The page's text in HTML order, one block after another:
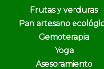
Frutas y verduras
Pan artesano
Gemoterapia
Yoga
Asesoramiento